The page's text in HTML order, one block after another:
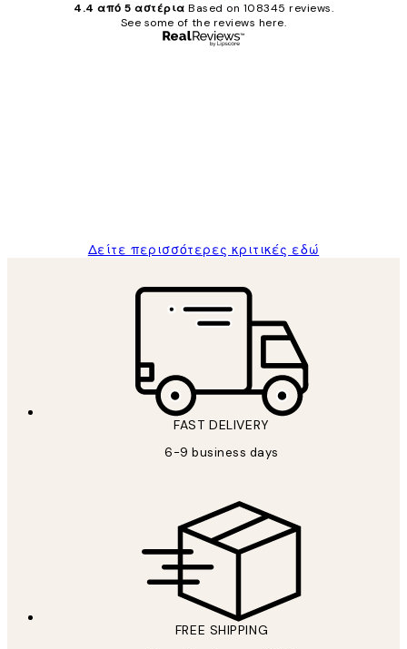
4.4 από 5 αστέρια Based on 108345 reviews.
See some of the reviews here.
Δείτε περισσότερες κριτικές εδώ
FAST DELIVERY
6-9 business days
FREE SHIPPING